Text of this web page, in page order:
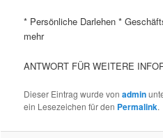
* Persönliche Darlehen *
mehr
ANTWORT FÜR WEITERE
Dieser Eintrag wurde vonadmin
ein Lesezeichen für den Permalink.